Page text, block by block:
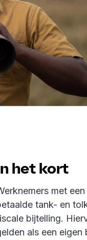
het kort
met
tank- en
bijtelling.
als een